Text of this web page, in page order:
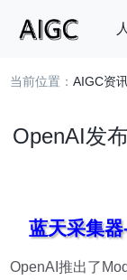
当前位置：AIGC资
OpenAI发
蓝天采集
OpenAI推出了